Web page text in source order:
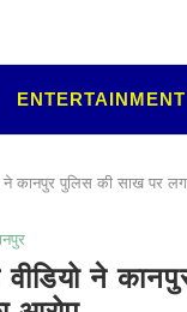
ENTERTAINMENT
कानपुर पुलिस की साख पर
ने